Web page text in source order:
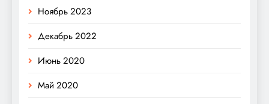
Ноябрь 2023
Декабрь 2022
Июнь 2020
Май 2020